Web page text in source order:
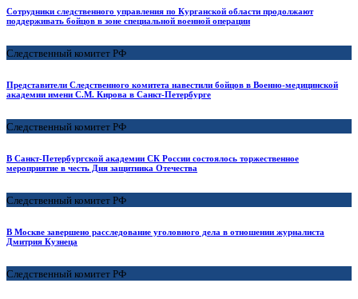
Сотрудники следственного управления по Курганской области продолжают
поддерживать бойцов в зоне специальной военной операции
Следственный комитет РФ
Представители Следственного комитета навестили бойцов в Военно-медицинской
академии имени С.М. Кирова в Санкт-Петербурге
Следственный комитет РФ
В Санкт-Петербургской академии СК России состоялось торжественное
мероприятие в честь Дня защитника Отечества
Следственный комитет РФ
В Москве завершено расследование уголовного дела в отношении журналиста
Дмитрия Кузнеца
Следственный комитет РФ